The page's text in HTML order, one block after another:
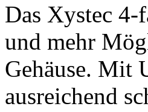
Das Xystec 4-
und mehr
Gehäuse. Mit
ausreichend